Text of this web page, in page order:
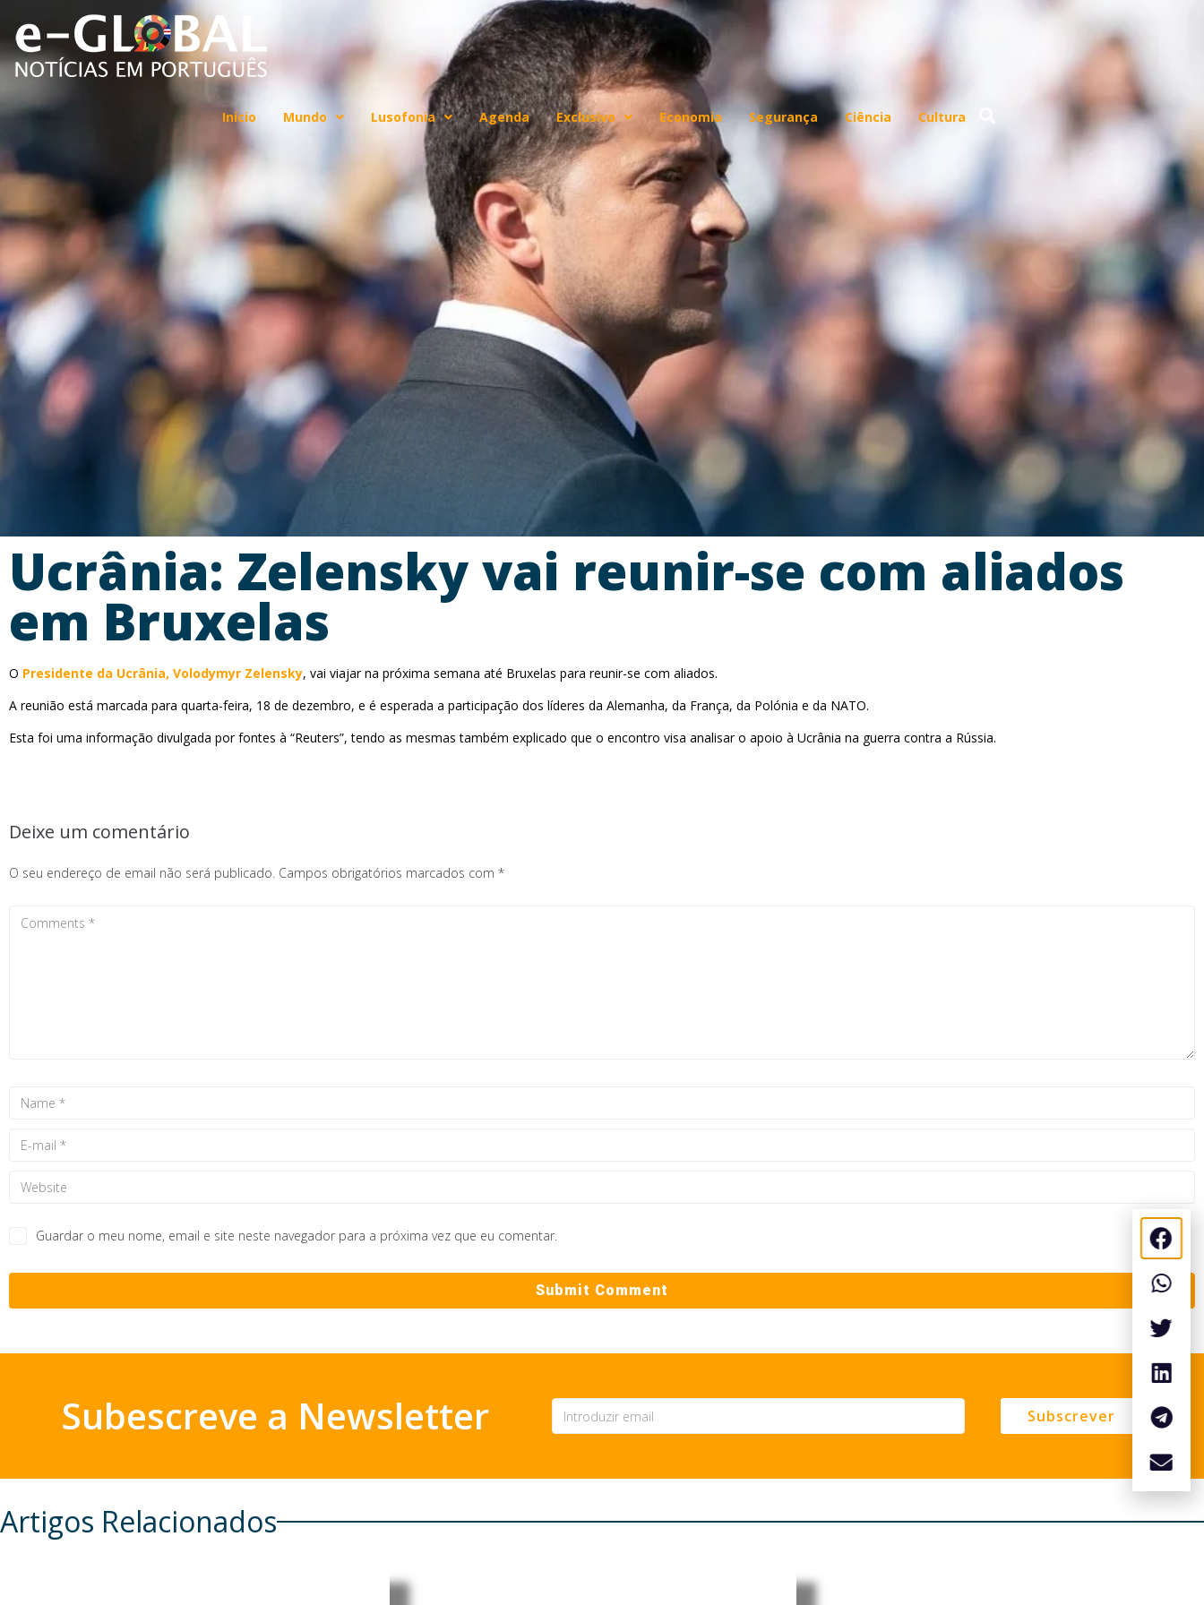
Início Mundo Lusofonia Agenda Exclusivo Economia Segurança Ciência Cultura
Ucrânia: Zelensky vai reunir-se com aliados
em Bruxelas
O Presidente da Ucrânia, Volodymyr Zelensky, vai viajar na próxima semana até Bruxelas para reunir-se com aliados.
A reunião está marcada para quarta-feira, 18 de dezembro, e é esperada a participação dos líderes da Alemanha, da França, da Polónia e da NATO.
Esta foi uma informação divulgada por fontes à “Reuters”, tendo as mesmas também explicado que o encontro visa analisar o apoio à Ucrânia na guerra contra a Rússia.
Deixe um comentário
O seu endereço de email não será publicado. Campos obrigatórios marcados com *
Guardar o meu nome, email e site neste navegador para a próxima vez que eu comentar.
Subescreve a Newsletter Subscrever
Artigos Relacionados